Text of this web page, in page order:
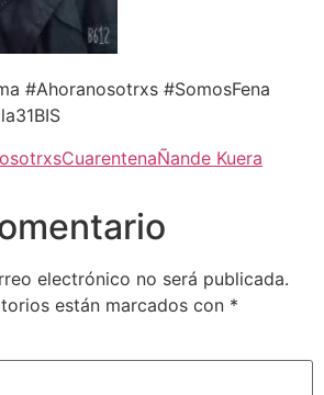
#Ahoranosotrxs #SomosFena
CuarentenaÑande Kuera
electrónico no será publicada.
están marcados con *